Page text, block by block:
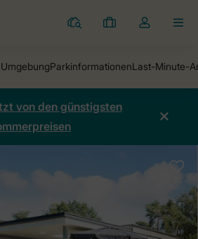
Ferienparks
Meine
Dropdown-
öffnen
von den günstigsten